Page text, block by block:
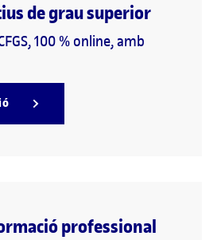
de grau superior
100 % online, amb
professional